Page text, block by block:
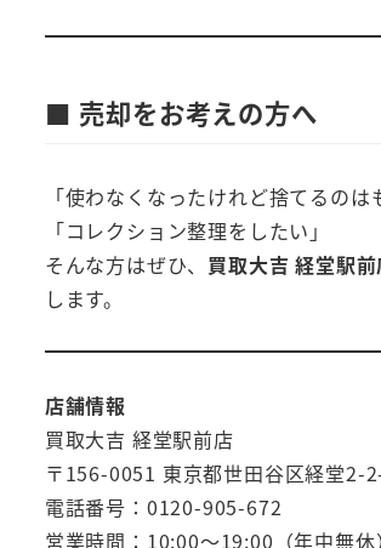
■ 売却をお考えの方へ
「使わなくなったけれど捨てるのは
「コレクション整理をしたい」
そんな方はぜひ、 買取大吉 経堂駅前
します。
店舗情報
買取大吉 経堂駅前店
〒156-0051 東京都世田谷区経堂2-
電話番号：0120-905-672
営業時間：10:00～19:00（年中無休）